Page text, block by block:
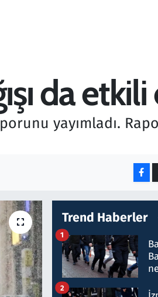
da
yayımladı.
Trend Haberler
1
2